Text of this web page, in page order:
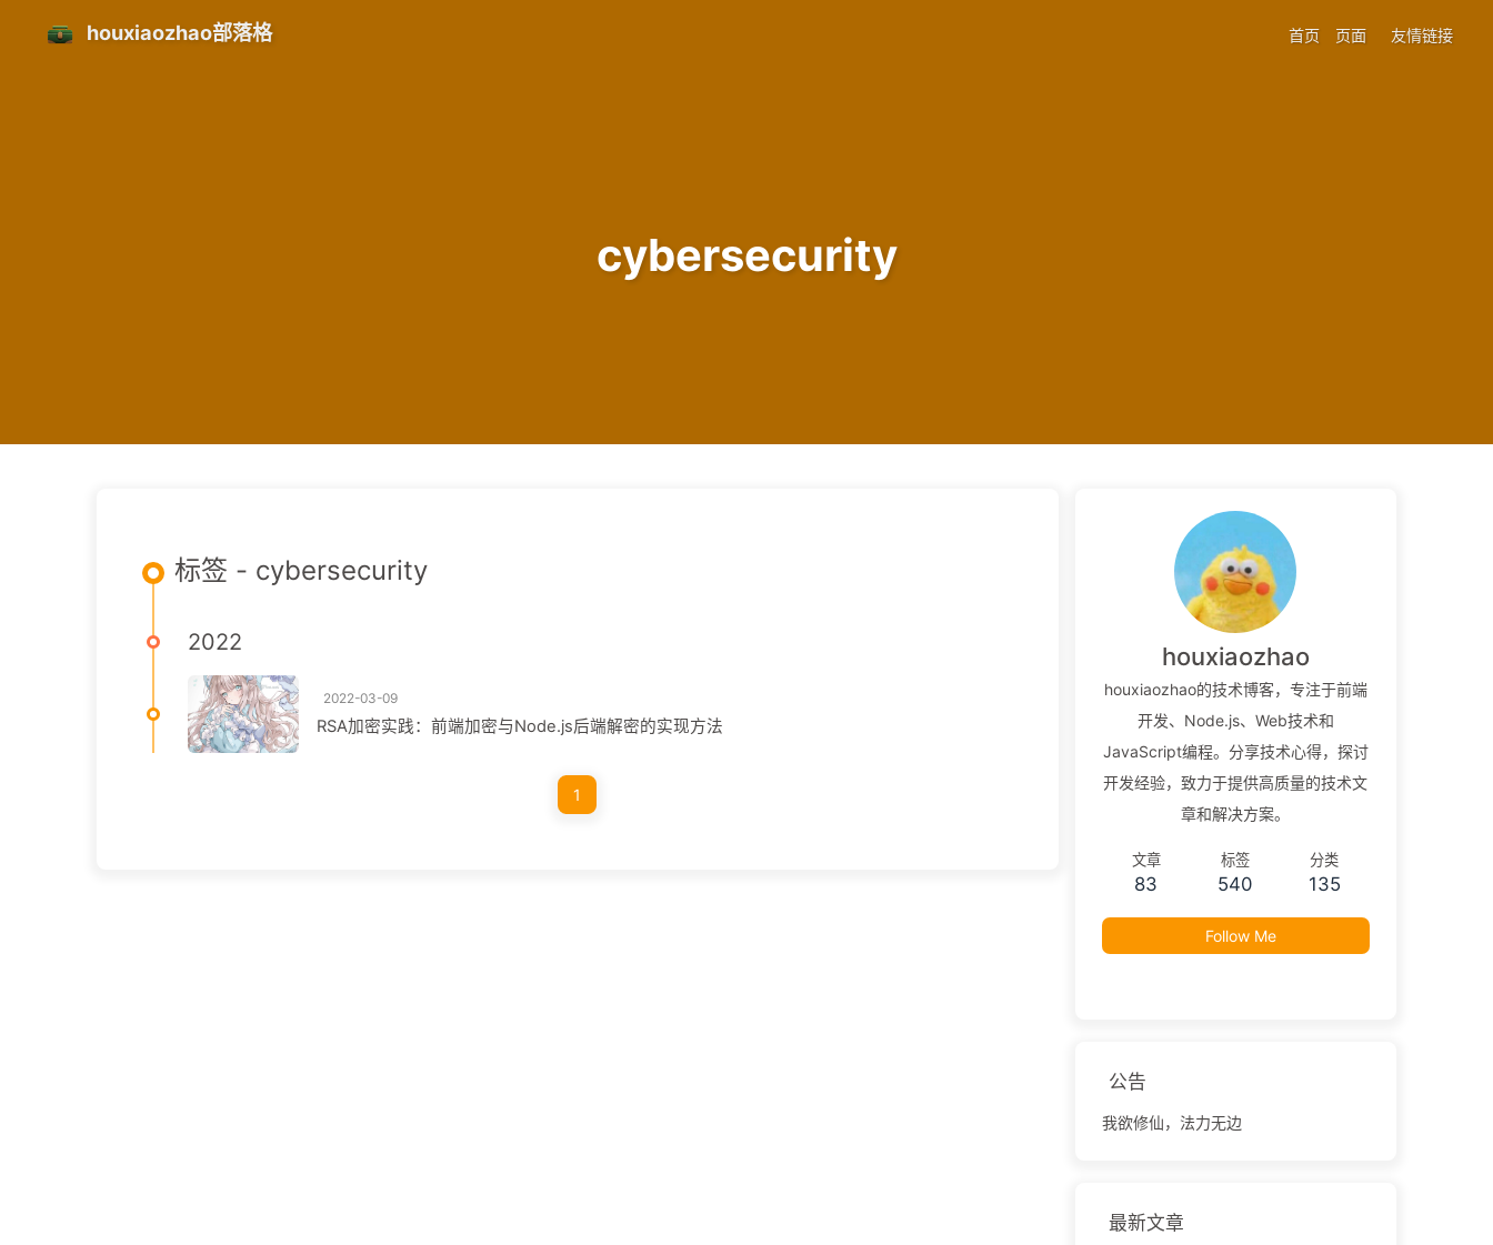
houxiaozhao部落格 首页 页面 友情链接
cybersecurity
标签 - cybersecurity
2022
2022-03-09
RSA加密实践：前端加密与Node.js后端解密的实现方法
1
houxiaozhao
houxiaozhao的技术博客，专注于前端
开发、Node.js、Web技术和
JavaScript编程。分享技术心得，探讨
开发经验，致力于提供高质量的技术文
章和解决方案。
文章
83
标签
540
分类
135
Follow Me
公告
我欲修仙，法力无边
最新文章